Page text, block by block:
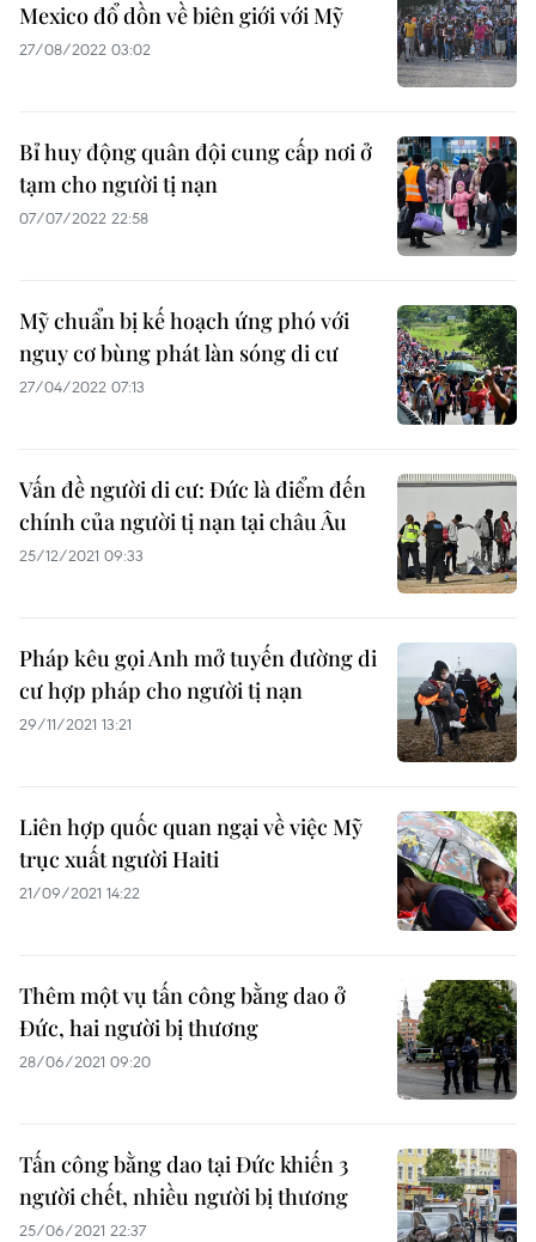
Mexico đổ dồn về biên giới với Mỹ
27/08/2022 03:02
Bỉ huy động quân đội cung cấp nơi ở
tạm cho người tị nạn
07/07/2022 22:58
Mỹ chuẩn bị kế hoạch ứng phó với
nguy cơ bùng phát làn sóng di cư
27/04/2022 07:13
Vấn đề người di cư: Đức là điểm đến
chính của người tị nạn tại châu Âu
25/12/2021 09:33
Pháp kêu gọi Anh mở tuyến đường di
cư hợp pháp cho người tị nạn
29/11/2021 13:21
Liên hợp quốc quan ngại về việc Mỹ
trục xuất người Haiti
21/09/2021 14:22
Thêm một vụ tấn công bằng dao ở
Đức, hai người bị thương
28/06/2021 09:20
Tấn công bằng dao tại Đức khiến 3
người chết, nhiều người bị thương
25/06/2021 22:37